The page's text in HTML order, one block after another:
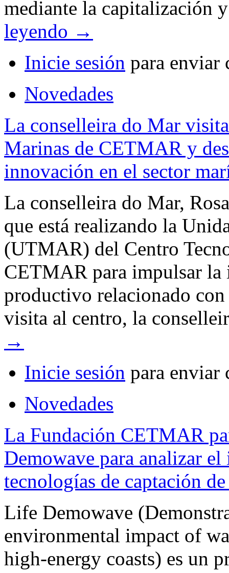
mediante la capitalización
leyendo →
Inicie sesión para enviar
Novedades
La conselleira do Mar
Marinas de CETMAR y
innovación en el sector
La conselleira do Mar,
que está realizando la
(UTMAR) del Centro
CETMAR para impulsar la
productivo relacionado
visita al centro, la
→
Inicie sesión para enviar
Novedades
La Fundación CETMAR
Demowave para analizar
tecnologías de captación
Life Demowave
environmental impact of
high-energy coasts) es un